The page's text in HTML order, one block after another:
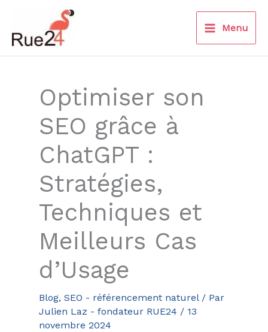
contenu
Menu
Optimiser son
SEO grâce à
ChatGPT :
Stratégies,
Techniques et
Meilleurs Cas
d’Usage
Blog, SEO - référencement naturel/ Par
Julien Laz - fondateur RUE24 / 13
novembre 2024